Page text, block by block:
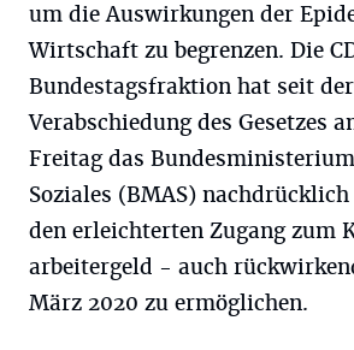
um die Auswirkungen der
Wirtschaft zu begrenzen. Die
Bundestagsfraktion hat seit der
Verabschiedung des Gesetzes
Freitag das
Soziales (BMAS)
den erleichterten Zugang zum
arbeitergeld - auch
März 2020 zu ermöglichen.